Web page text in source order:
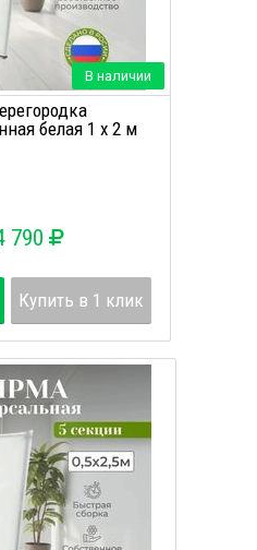
В наличии
белая 1 х 2 м
790
Купить в 1 клик